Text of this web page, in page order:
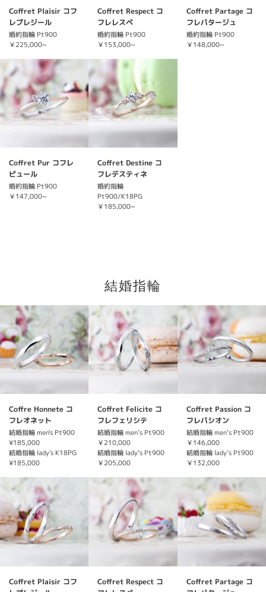
Coffret Plaisir コフ
レプレジール
婚約指輪 Pt900
￥225,000~
Coffret Respect コ
フレレスペ
婚約指輪 Pt900
￥153,000~
Coffret Partage コ
フレパタージュ
婚約指輪 Pt900
￥148,000~
Coffret Pur コフレ
ピュール
婚約指輪 Pt900
￥147,000~
Coffret Destine コ
フレデスティネ
婚約指輪
Pt900/K18PG
￥185,000~
結婚指輪
Coffre Honnete コ
フレオネット
結婚指輪 men's Pt900
¥185,000
結婚指輪 lady's K18PG
¥185,000
Coffret Felicite コ
フレフェリシテ
結婚指輪 men’s Pt900
￥210,000
結婚指輪 lady’s Pt900
￥205,000
Coffret Passion コ
フレパシオン
結婚指輪 men’s Pt900
￥146,000
結婚指輪 lady’s Pt900
￥132,000
Coffret Plaisir コフ
Coffret Respect コ
Coffret Partage コ